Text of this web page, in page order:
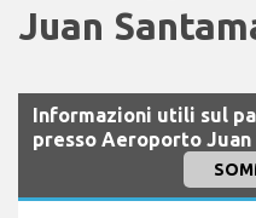
Juan
Informazioni utili sul
presso Aeroporto Juan